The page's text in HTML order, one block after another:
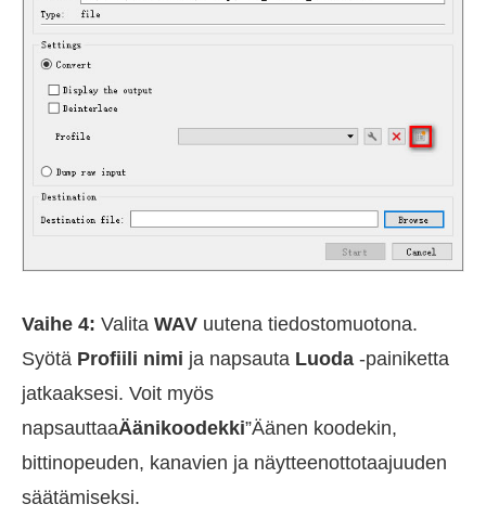
Vaihe 4: Valita WAV uutena tiedostomuotona.
Syötä Profiili nimi ja napsauta Luoda -painiketta
jatkaaksesi. Voit myös
napsauttaaÄänikoodekki”Äänen koodekin,
bittinopeuden, kanavien ja näytteenottotaajuuden
säätämiseksi.